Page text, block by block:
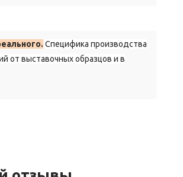
Специфика производства
от выставочных образцов и в